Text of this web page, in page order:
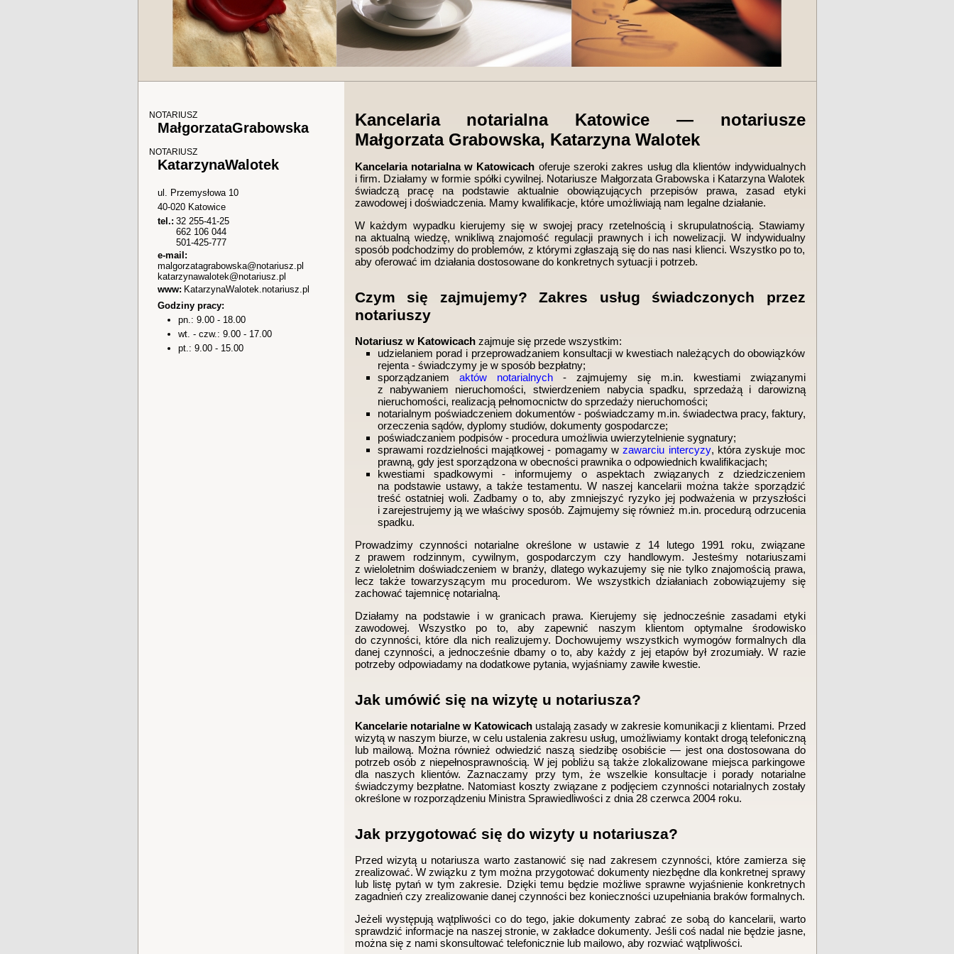
NOTARIUSZ
MałgorzataGrabowska
NOTARIUSZ
KatarzynaWalotek
ul. Przemysłowa 10
40-020 Katowice
tel.: 32 255-41-25
662 106 044
501-425-777
e-mail:
malgorzatagrabowska@notariusz.pl
katarzynawalotek@notariusz.pl
www: KatarzynaWalotek.notariusz.pl
Godziny pracy:
pn.: 9.00 - 18.00
wt. - czw.: 9.00 - 17.00
pt.: 9.00 - 15.00
Kancelaria notarialna Katowice — notariusze
Małgorzata Grabowska, Katarzyna Walotek
Kancelaria notarialna w Katowicach oferuje szeroki zakres usług dla klientów indywidualnych
i firm. Działamy w formie spółki cywilnej. Notariusze Małgorzata Grabowska i Katarzyna Walotek
świadczą pracę na podstawie aktualnie obowiązujących przepisów prawa, zasad etyki
zawodowej i doświadczenia. Mamy kwalifikacje, które umożliwiają nam legalne działanie.
W każdym wypadku kierujemy się w swojej pracy rzetelnością i skrupulatnością. Stawiamy
na aktualną wiedzę, wnikliwą znajomość regulacji prawnych i ich nowelizacji. W indywidualny
sposób podchodzimy do problemów, z którymi zgłaszają się do nas nasi klienci. Wszystko po to,
aby oferować im działania dostosowane do konkretnych sytuacji i potrzeb.
Czym się zajmujemy? Zakres usług świadczonych przez
notariuszy
Notariusz w Katowicachzajmuje się przede wszystkim:
udzielaniem porad i przeprowadzaniem konsultacji w kwestiach należących do obowiązków
rejenta - świadczymy je w sposób bezpłatny;
sporządzaniem aktów notarialnych- zajmujemy się m.in. kwestiami związanymi
z nabywaniem nieruchomości, stwierdzeniem nabycia spadku, sprzedażą i darowizną
nieruchomości, realizacją pełnomocnictw do sprzedaży nieruchomości;
notarialnym poświadczeniem dokumentów - poświadczamy m.in. świadectwa pracy, faktury,
orzeczenia sądów, dyplomy studiów, dokumenty gospodarcze;
poświadczaniem podpisów - procedura umożliwia uwierzytelnienie sygnatury;
sprawami rozdzielności majątkowej - pomagamy wzawarciu intercyzy, która zyskuje moc
prawną, gdy jest sporządzona w obecności prawnika o odpowiednich kwalifikacjach;
kwestiami spadkowymi - informujemy o aspektach związanych z dziedziczeniem
na podstawie ustawy, a także testamentu. W naszej kancelarii można także sporządzić
treść ostatniej woli. Zadbamy o to, aby zmniejszyć ryzyko jej podważenia w przyszłości
i zarejestrujemy ją we właściwy sposób. Zajmujemy się również m.in. procedurą odrzucenia
spadku.
Prowadzimy czynności notarialne określone w ustawie z 14 lutego 1991 roku, związane
z prawem rodzinnym, cywilnym, gospodarczym czy handlowym. Jesteśmy notariuszami
z wieloletnim doświadczeniem w branży, dlatego wykazujemy się nie tylko znajomością prawa,
lecz także towarzyszącym mu procedurom. We wszystkich działaniach zobowiązujemy się
zachować tajemnicę notarialną.
Działamy na podstawie i w granicach prawa. Kierujemy się jednocześnie zasadami etyki
zawodowej. Wszystko po to, aby zapewnić naszym klientom optymalne środowisko
do czynności, które dla nich realizujemy. Dochowujemy wszystkich wymogów formalnych dla
danej czynności, a jednocześnie dbamy o to, aby każdy z jej etapów był zrozumiały. W razie
potrzeby odpowiadamy na dodatkowe pytania, wyjaśniamy zawiłe kwestie.
Jak umówić się na wizytę u notariusza?
Kancelarie notarialne w Katowicachustalają zasady w zakresie komunikacji z klientami. Przed
wizytą w naszym biurze, w celu ustalenia zakresu usług, umożliwiamy kontakt drogą telefoniczną
lub mailową. Można również odwiedzić naszą siedzibę osobiście — jest ona dostosowana do
potrzeb osób z niepełnosprawnością. W jej pobliżu są także zlokalizowane miejsca parkingowe
dla naszych klientów. Zaznaczamy przy tym, że wszelkie konsultacje i porady notarialne
świadczymy bezpłatne. Natomiast koszty związane z podjęciem czynności notarialnych zostały
określone w rozporządzeniu Ministra Sprawiedliwości z dnia 28 czerwca 2004 roku.
Jak przygotować się do wizyty u notariusza?
Przed wizytą u notariusza warto zastanowić się nad zakresem czynności, które zamierza się
zrealizować. W związku z tym można przygotować dokumenty niezbędne dla konkretnej sprawy
lub listę pytań w tym zakresie. Dzięki temu będzie możliwe sprawne wyjaśnienie konkretnych
zagadnień czy zrealizowanie danej czynności bez konieczności uzupełniania braków formalnych.
Jeżeli występują wątpliwości co do tego, jakie dokumenty zabrać ze sobą do kancelarii, warto
sprawdzić informacje na naszej stronie, w zakładce dokumenty. Jeśli coś nadal nie będzie jasne,
można się z nami skonsultować telefonicznie lub mailowo, aby rozwiać wątpliwości.